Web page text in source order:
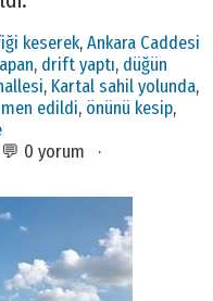
keserek, Ankara Caddesi
, drift yaptı, düğün
, Kartal sahil yolunda,
men edildi, önünü kesip,
💬 0 yorum ·